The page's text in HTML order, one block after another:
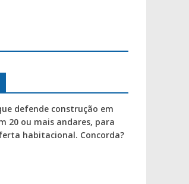
defende construção em
20 ou mais andares, para
habitacional. Concorda?